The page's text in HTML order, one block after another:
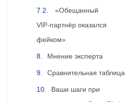
«Обещанный
VIP‑партнёр оказался
фейком»
Мнение эксперта
Сравнительная таблица
Ваши шаги при